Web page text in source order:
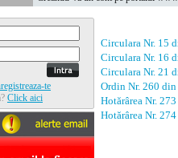
te
Click aici
Circulara Nr. 15
Circulara Nr. 16
Circulara Nr. 21
Ordin Nr. 260
Hotărârea Nr.
Hotărârea Nr.